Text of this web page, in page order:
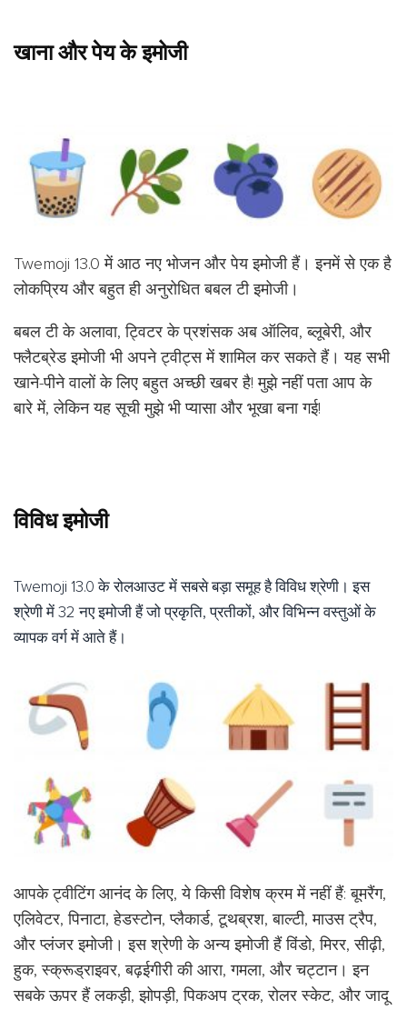
खाना और पेय के इमोजी
Twemoji 13.0 में आठ नए भोजन और पेय इमोजी हैं। इनमें से एक है
लोकप्रिय और बहुत ही अनुरोधित बबल टी इमोजी।
बबल टी के अलावा, ट्विटर के प्रशंसक अब ऑलिव, ब्लूबेरी, और
फ्लैटब्रेड इमोजी भी अपने ट्वीट्स में शामिल कर सकते हैं। यह सभी
खाने-पीने वालों के लिए बहुत अच्छी खबर है! मुझे नहीं पता आप के
बारे में, लेकिन यह सूची मुझे भी प्यासा और भूखा बना गई!
विविध इमोजी
Twemoji 13.0 के रोलआउट में सबसे बड़ा समूह है विविध श्रेणी। इस
श्रेणी में 32 नए इमोजी हैं जो प्रकृति, प्रतीकों, और विभिन्न वस्तुओं के
व्यापक वर्ग में आते हैं।
आपके ट्वीटिंग आनंद के लिए, ये किसी विशेष क्रम में नहीं हैं: बूमरैंग,
एलिवेटर, पिनाटा, हेडस्टोन, प्लैकार्ड, टूथब्रश, बाल्टी, माउस ट्रैप,
और प्लंजर इमोजी। इस श्रेणी के अन्य इमोजी हैं विंडो, मिरर, सीढ़ी,
हुक, स्क्रूड्राइवर, बढ़ईगीरी की आरा, गमला, और चट्टान। इन
सबके ऊपर हैं लकड़ी, झोपड़ी, पिकअप ट्रक, रोलर स्केट, और जादू